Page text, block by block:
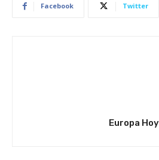
Facebook Twitter
Europa Hoy